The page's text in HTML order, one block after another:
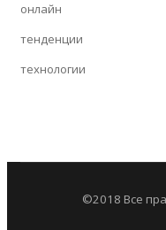
онлайн
тенденции
технологии
©2018 Все